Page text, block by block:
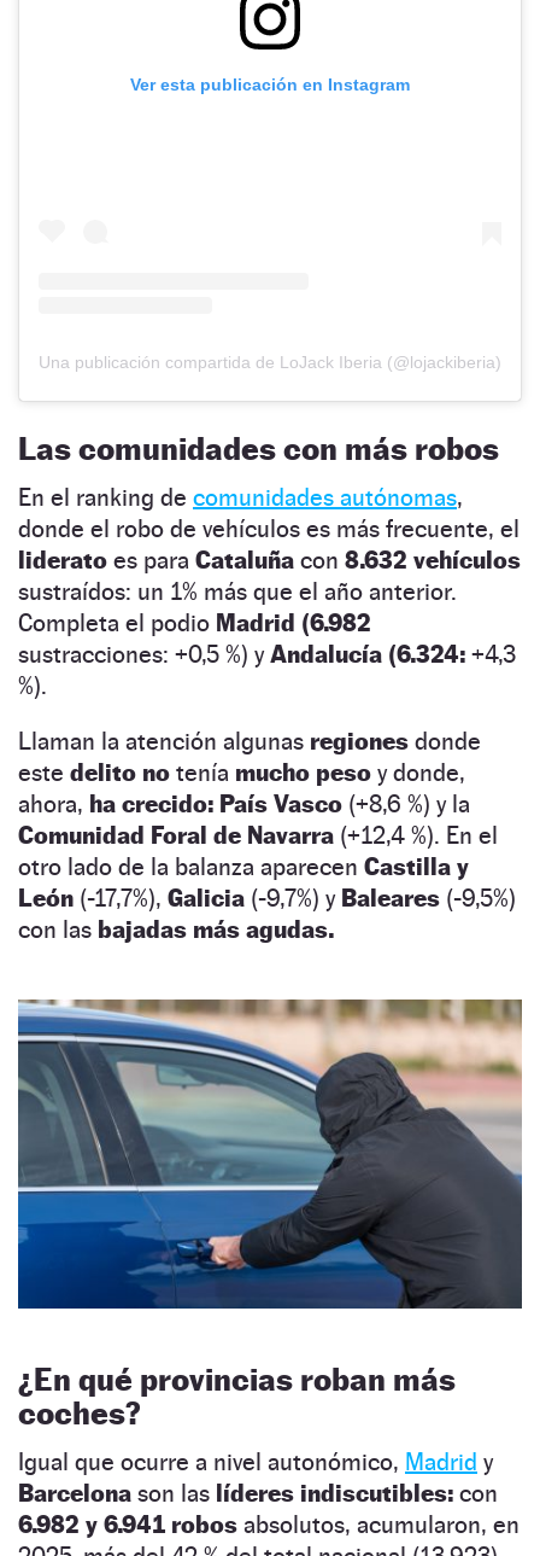
Ver esta publicación en Instagram
Una publicación compartida de LoJack Iberia (@lojackiberia)
Las comunidades con más robos
En el ranking de comunidades autónomas,
donde el robo de vehículos es más frecuente, el
liderato es para Cataluña con 8.632 vehículos
sustraídos: un 1% más que el año anterior.
Completa el podio Madrid (6.982
sustracciones: +0,5 %) yAndalucía (6.324: +4,3
%).
Llaman la atención algunas regiones donde
este delito no tenía mucho peso y donde,
ahora, ha crecido: País Vasco (+8,6 %) y la
Comunidad Foral de Navarra (+12,4 %). En el
otro lado de la balanza aparecen Castilla y
León (-17,7%), Galicia (-9,7%) y Baleares (-9,5%)
con las bajadas más agudas.
¿En qué provincias roban más
coches?
Igual que ocurre a nivel autonómico, Madrid y
Barcelona son las líderes indiscutibles: con
6.982 y 6.941 robos absolutos, acumularon, en